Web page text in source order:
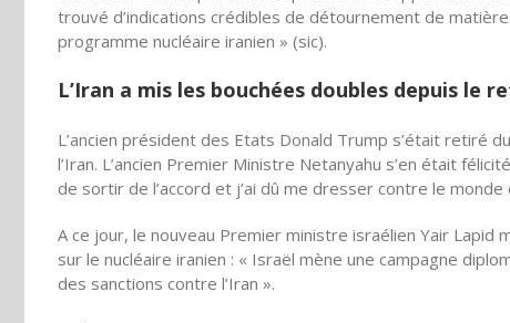
trouvé d’indications crédibles de détournement de
programme nucléaire iranien » (sic).
L’Iran a mis les bouchées doubles depuis le
L’ancien président des Etats Donald Trump s’était retiré
l’Iran. L’ancien Premier Ministre Netanyahu s’en était
de sortir de l’accord et j’ai dû me dresser contre le
A ce jour, le nouveau Premier ministre israélien Yair Lapid
sur le nucléaire iranien : « Israël mène une campagne
des sanctions contre l’Iran ».